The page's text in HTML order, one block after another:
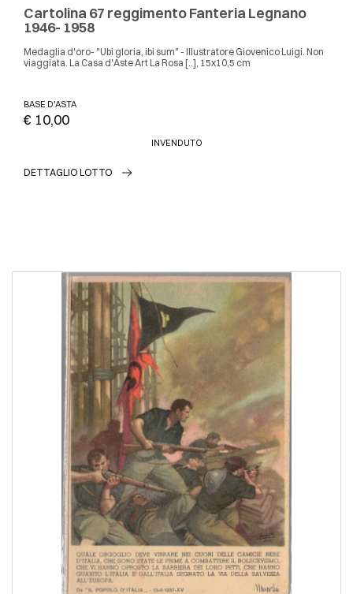
Cartolina 67 reggimento Fanteria Legnano
1946- 1958
Medaglia d'oro- "Ubi gloria, ibi sum" - Illustratore Giovenico Luigi. Non
viaggiata. La Casa d'Aste Art La Rosa [..], 15x10,5 cm
BASE D'ASTA
€ 10,00
INVENDUTO
DETTAGLIO LOTTO